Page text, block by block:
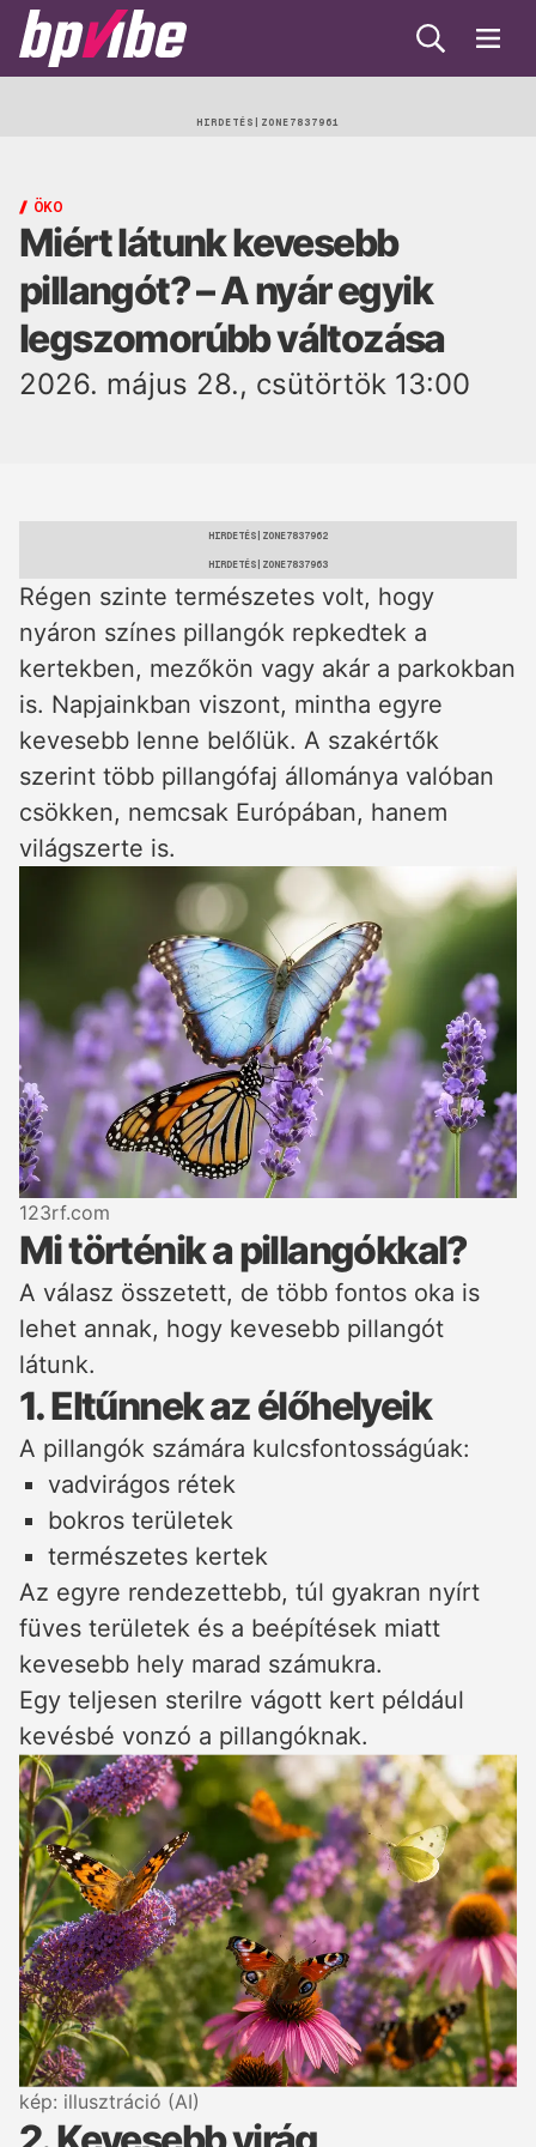
BP
Lélek
Gasztro
Öko
KeresésMenü
HIRDETÉS
ÖKO
Miért látunk kevesebb
pillangót? – A nyár egyik
legszomorúbb változása
2026. május 28., csütörtök 13:00
HIRDETÉS
HIRDETÉS
Régen szinte természetes volt, hogy
nyáron színes pillangók repkedtek a
kertekben, mezőkön vagy akár a parkokban
is. Napjainkban viszont, mintha egyre
kevesebb lenne belőlük. A szakértők
szerint több pillangófaj állománya valóban
csökken, nemcsak Európában, hanem
világszerte is.
123rf.com
Mi történik a pillangókkal?
A válasz összetett, de több fontos oka is
lehet annak, hogy kevesebb pillangót
látunk.
1. Eltűnnek az élőhelyeik
A pillangók számára kulcsfontosságúak:
vadvirágos rétek
bokros területek
természetes kertek
Az egyre rendezettebb, túl gyakran nyírt
füves területek és a beépítések miatt
kevesebb hely marad számukra.
Egy teljesen sterilre vágott kert például
kevésbé vonzó a pillangóknak.
kép: illusztráció (AI)